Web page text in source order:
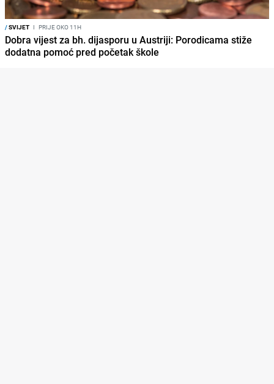
/SVIJET I PRIJE OKO 11H
Dobra vijest za bh. dijasporu u Austriji: Porodicama stiže
dodatna pomoć pred početak škole